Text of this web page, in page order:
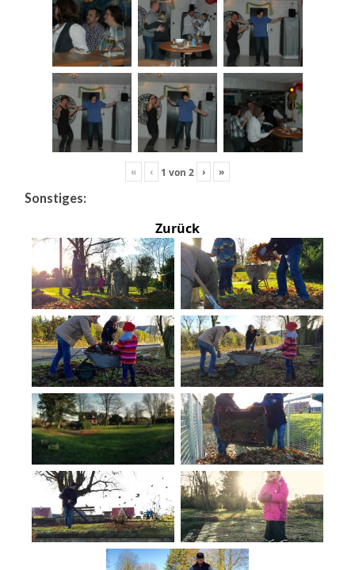
« ‹ 1 von 2 › »
Sonstiges:
Zurück